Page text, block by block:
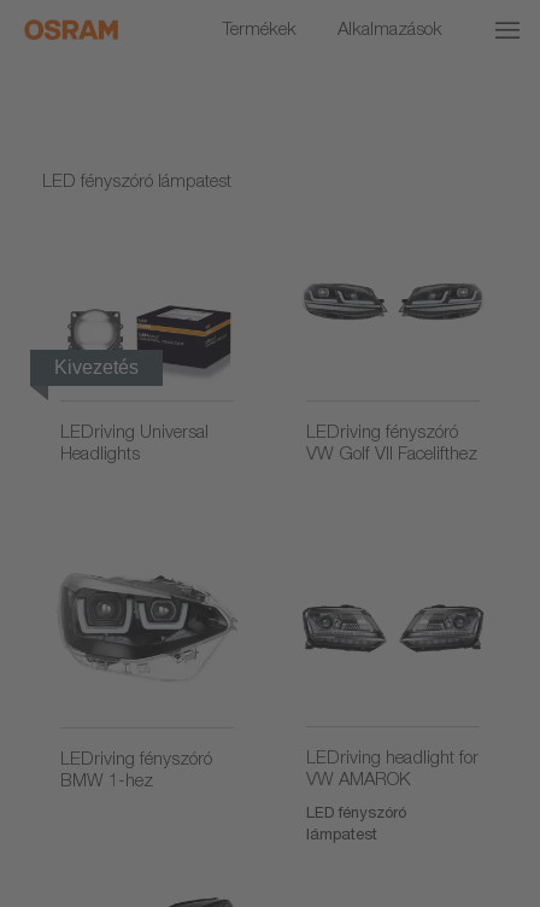
Termékek Alkalmazások
LED fényszóró lámpatest
Kivezetés
LEDriving Universal
Headlights
LEDriving fényszóró
VW Golf VII Facelifthez
LEDriving fényszóró
BMW 1-hez
LEDriving headlight for
VW AMAROK
LED fényszóró
lámpatest